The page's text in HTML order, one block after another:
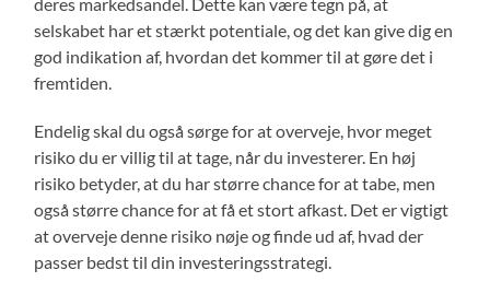
selskabet har et stærkt potentiale, og det kan give dig en
god indikation af, hvordan det kommer til at gøre det i
fremtiden.
Endelig skal du også sørge for at overveje, hvor meget
risiko du er villig til at tage, når du investerer. En høj
risiko betyder, at du har større chance for at tabe, men
også større chance for at få et stort afkast. Det er vigtigt
at overveje denne risiko nøje og finde ud af, hvad der
passer bedst til din investeringsstrategi.